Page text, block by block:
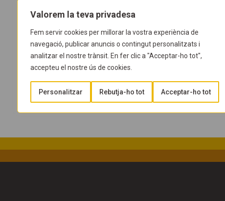
Valorem la teva privadesa
Fem servir cookies per millorar la vostra experiència de
navegació, publicar anuncis o contingut personalitzats i
analitzar el nostre trànsit. En fer clic a "Acceptar-ho tot",
accepteu el nostre ús de cookies.
Personalitzar Rebutja-ho tot Acceptar-ho tot